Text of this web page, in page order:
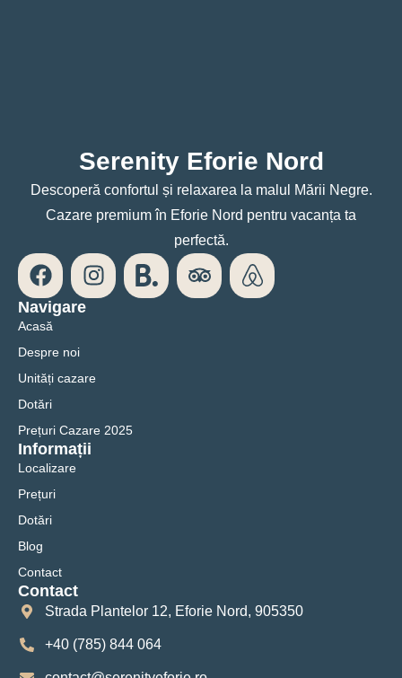
Serenity Eforie Nord
Descoperă confortul și relaxarea la malul Mării Negre.
Cazare premium în Eforie Nord pentru vacanța ta
perfectă.
Navigare
Acasă
Despre noi
Unități cazare
Dotări
Prețuri Cazare 2025
Informații
Localizare
Prețuri
Dotări
Blog
Contact
Contact
Strada Plantelor 12, Eforie Nord, 905350
+40 (785) 844 064